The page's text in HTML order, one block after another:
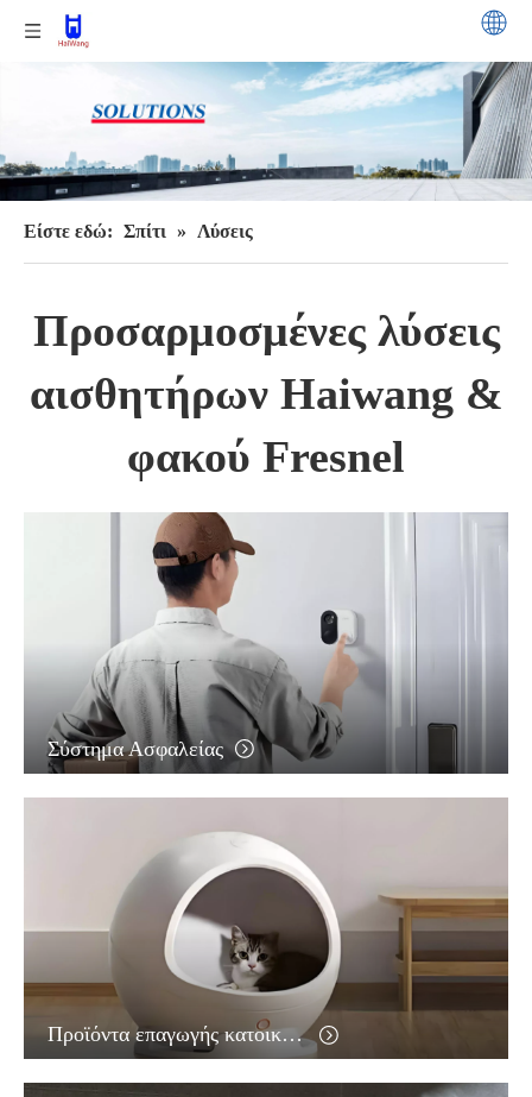
Είστε εδώ: Σπίτι » Λύσεις
Προσαρμοσμένες λύσεις
αισθητήρων Haiwang &
φακού Fresnel
Σύστημα Ασφαλείας
Προϊόντα επαγωγής κατοικίδιων ζώων